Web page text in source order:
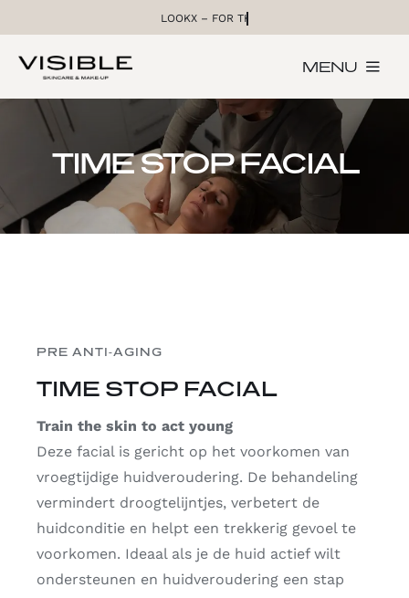
to
content
MENU
HOME
BEHANDELINGEN
WEBSHOP
TIME STOP FACIAL
PRE ANTI-AGING
TIME STOP FACIAL
Train the skin to act young
Deze facial is gericht op het voorkomen van
vroegtijdige huidveroudering. De behandeling
vermindert droogtelijntjes, verbetert de
huidconditie en helpt een trekkerig gevoel te
voorkomen. Ideaal als je de huid actief wilt
ondersteunen en huidveroudering een stap